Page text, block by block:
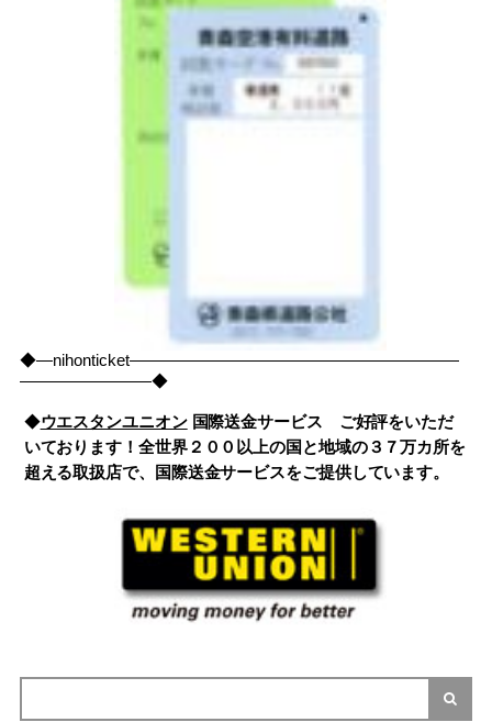
◆―nihonticket――――――――――――――――――――
――――――――◆
◆ウエスタンユニオン国際送金サービス ご好評をいただ
いております！全世界２００以上の国と地域の３７万カ所を
超える取扱店で、国際送金サービスをご提供しています。